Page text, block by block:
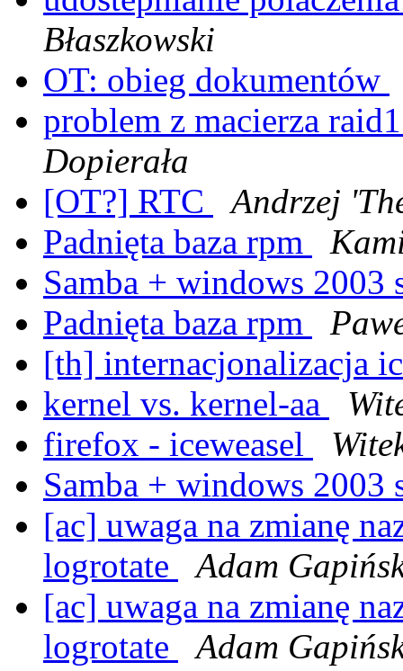
Błaszkowski
OT: obieg dokumentów
problem z macierza
Dopierała
[OT?] RTC
Andrzej
Padnięta baza rpm
Samba + windows 2003
Padnięta baza rpm
[th] internacjonalizacja
kernel vs. kernel-aa
firefox - iceweasel
Samba + windows 2003
[ac] uwaga na zmianę
logrotate
Adam
[ac] uwaga na zmianę
logrotate
Adam